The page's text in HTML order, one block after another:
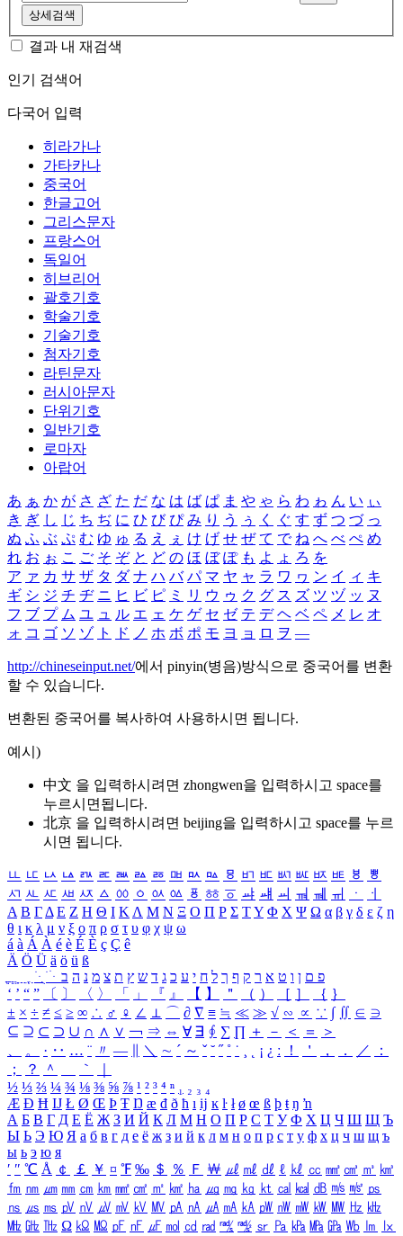
상세검색
결과 내 재검색
인기 검색어
다국어 입력
히라가나
가타카나
중국어
한글고어
그리스문자
프랑스어
독일어
히브리어
괄호기호
학술기호
기술기호
첨자기호
라틴문자
러시아문자
단위기호
일반기호
로마자
아랍어
あ ぁ か が さ ざ た だ な は ば ぱ ま や ゃ ら わ ゎ ん い ぃ
き ぎ し じ ち ぢ に ひ び ぴ み り う ぅ く ぐ す ず つ づ っ
ぬ ふ ぶ ぷ む ゆ ゅ る え ぇ け げ せ ぜ て で ね へ べ ぺ め
れ お ぉ こ ご そ ぞ と ど の ほ ぼ ぽ も よ ょ ろ を
ア ァ カ サ ザ タ ダ ナ ハ バ パ マ ヤ ャ ラ ワ ヮ ン イ ィ キ
ギ シ ジ チ ヂ ニ ヒ ビ ピ ミ リ ウ ゥ ク グ ス ズ ツ ヅ ッ ヌ
フ ブ プ ム ユ ュ ル エ ェ ケ ゲ セ ゼ テ デ ヘ ベ ペ メ レ オ
ォ コ ゴ ソ ゾ ト ド ノ ホ ボ ポ モ ヨ ョ ロ ヲ ―
http://chineseinput.net/에서 pinyin(병음)방식으로 중국어를 변환
할 수 있습니다.
변환된 중국어를 복사하여 사용하시면 됩니다.
예시)
中文 을 입력하시려면 zhongwen을 입력하시고 space를
누르시면됩니다.
北京 을 입력하시려면 beijing을 입력하시고 space를 누르
시면 됩니다.
ㅥ ㅦ ㅧ ㅨ ㅩ ㅪ ㅫ ㅬ ㅭ ㅮ ㅯ ㅰ ㅱ ㅲ ㅳ ㅴ ㅵ ㅶ ㅷ ㅸ
ㅹ
ㅺ ㅻ ㅼ ㅽ ㅾ ㅿ ㆀ ㆁ ㆂ ㆃ ㆄ ㆅ ㆆ ㆇ ㆈ ㆉ ㆊ ㆋ ㆌ ㆍ
ㆎ
Α Β ΓΔ Ε Ζ Η Θ Ι ΚΛ Μ Ν Ξ Ο Π Ρ Σ ΤΥ Φ Χ Ψ Ω α β γ δ ε ζ η
θ ι κ λ μ ν ξ ο π ρ σ τ υ φ χ ψ ω
á à Á À é è É È ç Ç ê
Ä Ö Ü ä ö ü ß
ִֶֹ ֻּ ׁׂ פ ם ן ו ט א ר ק ף ך ל ח י ע כ ג ד ש ץ ת צ מ נ ה ב
‘ ’ “ ” 〔 〕 〈 〉 「 」 『 』 【 】 ＂ （ ） ［ ］ ｛ ｝
± × ÷ ≠ ≤ ≥ ∞ ∴ ♂ ♀ ∠ ⊥ ⌒ ∂ ∇ ≡ ≒ ≪ ≫ √ ∽ ∝ ∵ ∫ ∬ ∈ ∋
⊆ ⊇ ⊂ ⊃ ∪ ∩ ∧ ∨ ￢ ⇒ ⇔ ∀ ∃ ∮ ∑ ∏ ＋ － ＜ ＝
＞
、
。 · ‥ … ¨ 〃 ― ＼ ∼ ´ ～ ˇ ˘ ˝ ˚ ˙ ¸ ¡ ¿ ː ！ ＇ ， ． ／
：
；
？ ＾ ｀
½ ⅓ ⅔ ¼ ¾ ⅛ ⅜ ⅝ ⅞ ¹ ² ³ ⁴ ⁿ ₁ ₂ ₃ ₄
Æ Ð Ħ Ĳ Ł Ø Œ Þ Ŧ Ŋ æ đ ð ħ ı ĳ ĸ ŀ ł ø œ ß þ ŧ ŋ ŉ
А Б В Г Д Е Ё Ж З И Й К Л М Н О П Р С Т У Ф Х Ц Ч Ш Щ Ъ
Ы Ь Э Ю Я а б в г д е ё ж з и й к л м н о п р с т у ф х ц ч ш щ ъ
ы ь э ю я
′ ″ ℃ Å ￠ ￡ ￥ ¤ ℉ ‰ ＄ ％ Ｆ ￦ ㎕ ㎖ ㎗ ℓ ㎘ ㏄ ㎣ ㎤ ㎥ ㎦
㎙ ㎚ ㎛ ㎜ ㎝ ㎞ ㎟ ㎠ ㎡ ㎢ ㏊ ㎍ ㎎ ㎏ ㏏ ㎈ ㎉ ㏈ ㎧ ㎨ ㎰
㎱ ㎲ ㎳ ㎴ ㎵ ㎶ ㎷ ㎸ ㎹ ㎀ ㎁ ㎂ ㎃ ㎄ ㎺ ㎻ ㎽ ㎾ ㎿ ㎐ ㎑
㎒ ㎓ ㎔ Ω ㏀ ㏁ ㎊ ㎋ ㎌ ㏖ ㏅ ㎭ ㎮ ㎯ ㏛ ㎩ ㎪ ㎫ ㎬ ㏝ ㏐
㏓